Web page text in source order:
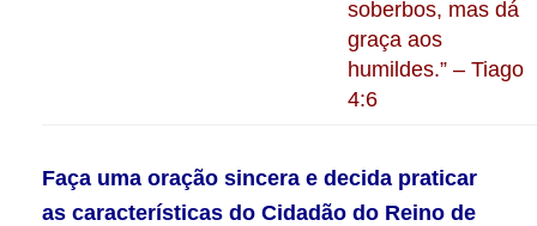
soberbos, mas dá
graça aos
humildes.” – Tiago
4:6
Faça uma oração sincera e decida praticar
as características do Cidadão do Reino de